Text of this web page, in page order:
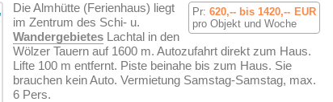
Pr: 620,-- bis 1420,-- EUR
pro Objekt und Woche
Die Almhütte (Ferienhaus) liegt
im Zentrum des Schi- u.
Wandergebietes Lachtal in den
Wölzer Tauern auf 1600 m. Autozufahrt direkt zum Haus.
Lifte 100 m entfernt. Piste beinahe bis zum Haus. Sie
brauchen kein Auto. Vermietung Samstag-Samstag, max.
6 Pers.